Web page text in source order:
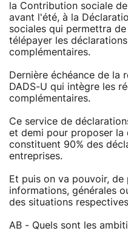
la Contribution sociale
avant l'été, à la
sociales qui permettra
télépayer les
complémentaires.
Dernière échéance de la
DADS-U qui intègre les
complémentaires.
Ce service de
et demi pour proposer la
constituent 90% des
entreprises.
Et puis on va pouvoir, de
informations, générales
des situations
AB - Quels sont les